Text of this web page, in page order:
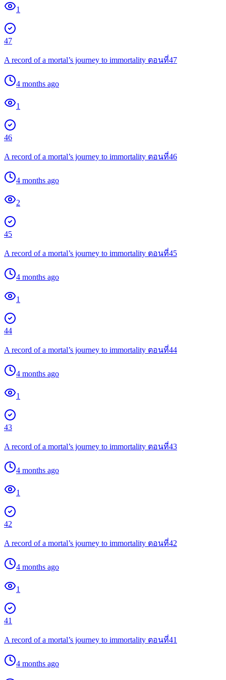
1
47
A record of a mortal’s journey to immortality ตอนที่47
4 months ago
1
46
A record of a mortal’s journey to immortality ตอนที่46
4 months ago
2
45
A record of a mortal’s journey to immortality ตอนที่45
4 months ago
1
44
A record of a mortal’s journey to immortality ตอนที่44
4 months ago
1
43
A record of a mortal’s journey to immortality ตอนที่43
4 months ago
1
42
A record of a mortal’s journey to immortality ตอนที่42
4 months ago
1
41
A record of a mortal’s journey to immortality ตอนที่41
4 months ago